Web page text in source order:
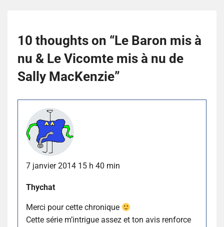
10 thoughts on “Le Baron mis à
nu & Le Vicomte mis à nu de
Sally MacKenzie”
7 janvier 2014 15 h 40 min
Thychat
Merci pour cette chronique
Cette série m’intrigue assez et ton avis renforce